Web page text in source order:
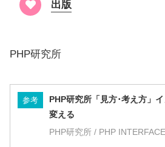
出版
PHP研究所
参考
PHP研究所「見方･考え方」
変える
PHP研究所 / PHP INTERFACE